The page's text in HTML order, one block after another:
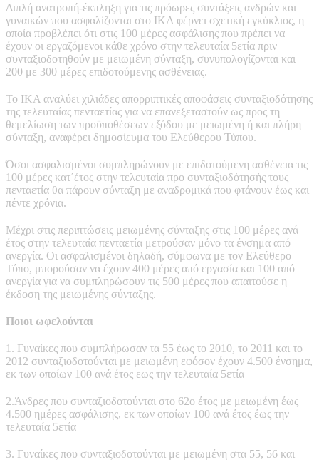
Διπλή ανατροπή-έκπληξη για τις πρόωρες συντάξεις ανδρών και
γυναικών που ασφαλίζονται στο ΙΚΑ φέρνει σχετική εγκύκλιος, η
οποία προβλέπει ότι στις 100 μέρες ασφάλισης που πρέπει να
έχουν οι εργαζόμενοι κάθε χρόνο στην τελευταία 5ετία πριν
συνταξιοδοτηθούν με μειωμένη σύνταξη, συνυπολογίζονται και
200 με 300 μέρες επιδοτούμενης ασθένειας.
Το ΙΚΑ αναλύει χιλιάδες απορριπτικές αποφάσεις συνταξιοδότησης
της τελευταίας πενταετίας για να επανεξεταστούν ως προς τη
θεμελίωση των προϋποθέσεων εξόδου με μειωμένη ή και πλήρη
σύνταξη, αναφέρει δημοσίευμα του Ελεύθερου Τύπου.
Όσοι ασφαλισμένοι συμπληρώνουν με επιδοτούμενη ασθένεια τις
100 μέρες κατ΄έτος στην τελευταία προ συνταξιοδότησής τους
πενταετία θα πάρουν σύνταξη με αναδρομικά που φτάνουν έως και
πέντε χρόνια.
Μέχρι στις περιπτώσεις μειωμένης σύνταξης στις 100 μέρες ανά
έτος στην τελευταία πενταετία μετρούσαν μόνο τα ένσημα από
ανεργία. Οι ασφαλισμένοι δηλαδή, σύμφωνα με τον Ελεύθερο
Τύπο, μπορούσαν να έχουν 400 μέρες από εργασία και 100 από
ανεργία για να συμπληρώσουν τις 500 μέρες που απαιτούσε η
έκδοση της μειωμένης σύνταξης.
Ποιοι ωφελούνται
1. Γυναίκες που συμπλήρωσαν τα 55 έως το 2010, το 2011 και το
2012 συνταξιοδοτούνται με μειωμένη εφόσον έχουν 4.500 ένσημα,
εκ των οποίων 100 ανά έτος εως την τελευταία 5ετία
2.Άνδρες που συνταξιοδοτούνται στο 62ο έτος με μειωμένη έως
4.500 ημέρες ασφάλισης, εκ των οποίων 100 ανά έτος έως την
τελευταία 5ετία
3. Γυναίκες που συνταξιοδοτούνται με μειωμένη στα 55, 56 και